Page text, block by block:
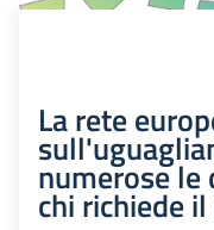
La rete
numerose le
chi richiede